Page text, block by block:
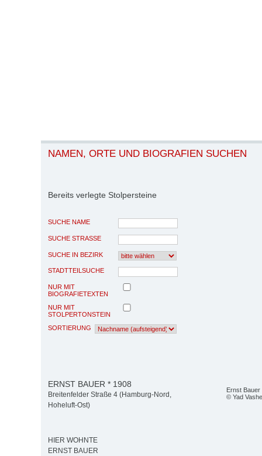
NAMEN, ORTE UND BIOGRAFIEN SUCHEN
Bereits verlegte Stolpersteine
SUCHE NAME
SUCHE STRASSE
SUCHE IN BEZIRK
STADTTEILSUCHE
NUR MIT
BIOGRAFIETEXTEN
NUR MIT
STOLPERTONSTEIN
SORTIERUNG
Ernst Bauer
© Yad
ERNST BAUER * 1908
Breitenfelder Straße 4 (Hamburg-Nord,
Hoheluft-Ost)
HIER WOHNTE
ERNST BAUER